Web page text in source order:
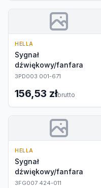
HELLA
Sygnał
dźwiękowy/fanfara
3PD003 001-671
156,53 złbrutto
HELLA
Sygnał
dźwiękowy/fanfara
3FG007 424-011